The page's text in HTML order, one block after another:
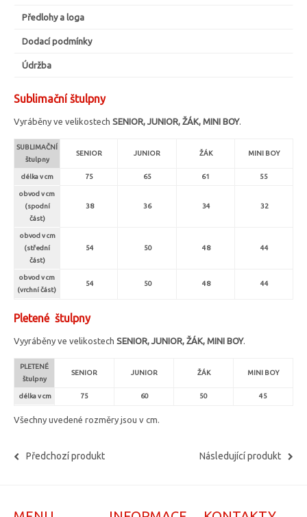
Předlohy a loga
Dodací podmínky
Údržba
Sublimační štulpny
Vyráběny ve velikostech SENIOR, JUNIOR, ŽÁK, MINI BOY.
SUBLIMAČNÍ
štulpny
SENIOR JUNIOR ŽÁK MINI BOY
délka v cm 75 65 61 55
obvod v cm
(spodní
část)
38 36 34 32
obvod v cm
(střední
část)
54 50 48 44
obvod v cm
(vrchní část)
54 50 48 44
Pletené štulpny
Vyyráběny ve velikostech SENIOR, JUNIOR, ŽÁK, MINI BOY.
PLETENÉ
štulpny
SENIOR JUNIOR ŽÁK MINI BOY
délka v cm 75 60 50 45
Všechny uvedené rozměry jsou v cm.
Předchozí produkt Následující produkt